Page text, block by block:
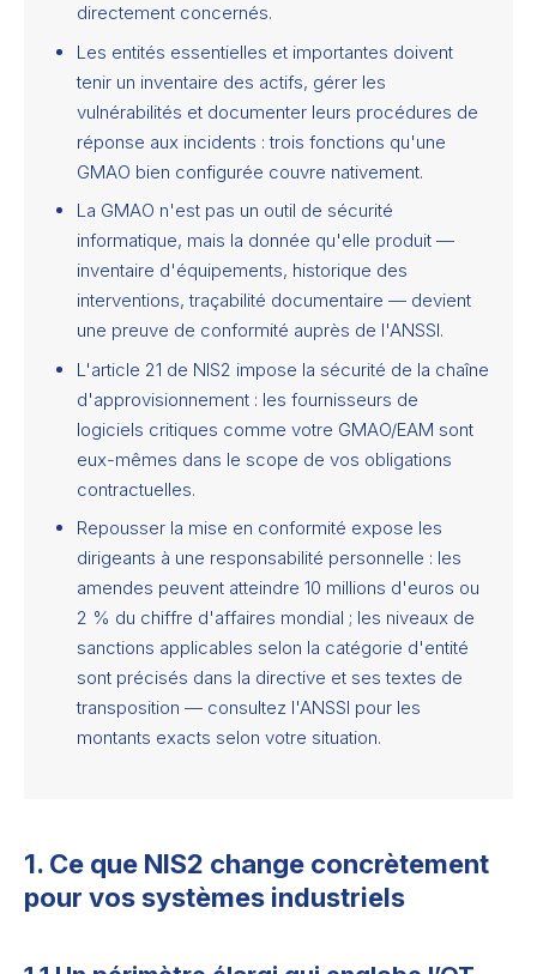
directement concernés.
Les entités essentielles et importantes doivent
tenir un inventaire des actifs, gérer les
vulnérabilités et documenter leurs procédures de
réponse aux incidents : trois fonctions qu'une
GMAO bien configurée couvre nativement.
La GMAO n'est pas un outil de sécurité
informatique, mais la donnée qu'elle produit —
inventaire d'équipements, historique des
interventions, traçabilité documentaire — devient
une preuve de conformité auprès de l'ANSSI.
L'article 21 de NIS2 impose la sécurité de la chaîne
d'approvisionnement : les fournisseurs de
logiciels critiques comme votre GMAO/EAM sont
eux-mêmes dans le scope de vos obligations
contractuelles.
Repousser la mise en conformité expose les
dirigeants à une responsabilité personnelle : les
amendes peuvent atteindre 10 millions d'euros ou
2 % du chiffre d'affaires mondial ; les niveaux de
sanctions applicables selon la catégorie d'entité
sont précisés dans la directive et ses textes de
transposition — consultez l'ANSSI pour les
montants exacts selon votre situation.
1. Ce que NIS2 change concrètement
pour vos systèmes industriels